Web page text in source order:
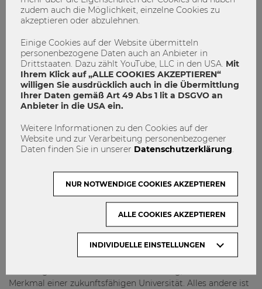
ImGleichstellungsbericht werden jedes Jahr die
Geschlechterquoten an der WU (wissenschaftliches,
allgemeines Personal, Studierende) erfasst.
Um die Chancengleichheit von Menschen ohne geradlinige
„Normbiografien“ weiter zu verbessern, wurde an der WU
ein multidimensionales Leistungsbewertungskonzept
eingeführt. So werden zunächst in Berufungsverfahren
nicht nur Leistungen in der Forschung, sondern auch in
Lehre und Aufgaben im Wissenstransfer und in der
Universitätsentwicklung als leistungsrelevant evaluiert.
Faktoren bewertet, wie etwa Teilzeitberufstätigkeit oder
Karriereunterbrechungen. Frauen, die häufiger
Unterbrechungen in ihren Berufsverläufen aufweisen, sollen
daher verstärkt von diesem Modell profitieren.
Michael Lang, Vizerektor für Forschung und Personal:
„Chancengleichheit von gut ausgebildeten Männern und
Frauen ist uns besonders wichtig. Chancengleichheit ist Teil
Merkmal einer zukunftsfähigen Universität. Alles andere ist
zudem auch die Möglichkeit, einzelne Cookies zu
akzeptieren oder abzulehnen.
Einige Cookies auf der Website übermitteln
personenbezogene Daten auch an Anbieter in
Drittstaaten. Dazu zählt YouTube, LLC in den USA. Mit
Ihrem Klick auf „ALLE COOKIES AKZEPTIEREN“
willigen Sie ausdrücklich auch in die Übermittlung
Ihrer Daten gemäß Art 49 Abs 1 lit a DSGVO an
Anbieter in die USA ein.
Weitere Informationen zu den Cookies auf der
Website und zur Verarbeitung personenbezogener
Daten finden Sie in unserer Datenschutzerklärung
INDIVIDUELLE EINSTELLUNGEN
NUR NOTWENDIGE COOKIES AKZEPTIEREN
ALLE COOKIES AKZEPTIEREN